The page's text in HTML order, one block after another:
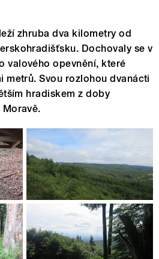
zhruba dva kilometry od
Dochovaly se v
valového opevnění, které
metrů. Svou rozlohou dvanácti
hradiskem z doby